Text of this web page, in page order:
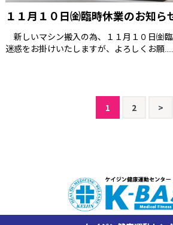
１１月１０日㈮臨時休業のお知ら
新しいマシン搬入の為、１１月１０日㈮
迷惑をお掛けいたしますが、よろしくお願……
ジ
1 2 >